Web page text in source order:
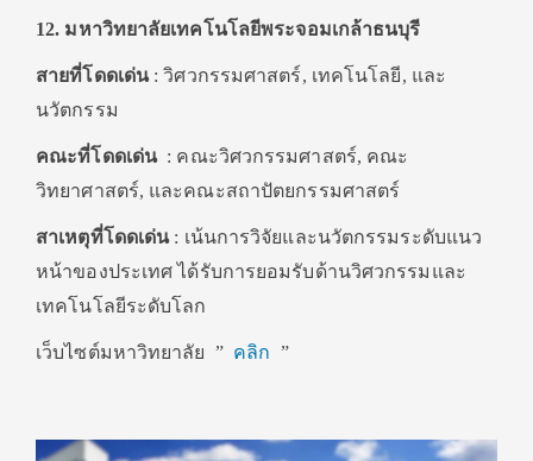
12. มหาวิทยาลัยเทคโนโลยีพระจอมเกล้าธนบุรี
สายที่โดดเด่น: วิศวกรรมศาสตร์, เทคโนโลยี, และ
นวัตกรรม
คณะที่โดดเด่น: คณะวิศวกรรมศาสตร์, คณะ
วิทยาศาสตร์, และคณะสถาปัตยกรรมศาสตร์
สาเหตุที่โดดเด่น: เน้นการวิจัยและนวัตกรรมระดับแนว
หน้าของประเทศ ได้รับการยอมรับด้านวิศวกรรมและ
เทคโนโลยีระดับโลก
เว็บไซต์มหาวิทยาลัย ” คลิก ”